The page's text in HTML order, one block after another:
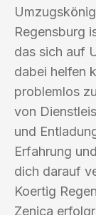
Regensburg
das sich auf
dabei helfen
problemlos
von
und
Erfahrung
dich darauf
Koertig
Zenica